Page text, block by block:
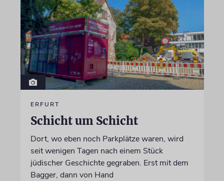
ERFURT
Schicht um Schicht
Dort, wo eben noch Parkplätze waren, wird
seit wenigen Tagen nach einem Stück
jüdischer Geschichte gegraben. Erst mit dem
Bagger, dann von Hand